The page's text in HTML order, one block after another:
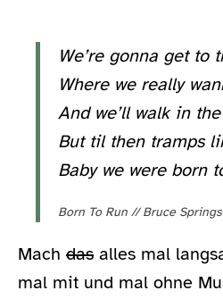
We’re gonna get to
Where we really
And we’ll walk in
But til then tramps
Baby we were born
Born To Run // Bruce
Mach das alles mal
mal mit und mal ohne